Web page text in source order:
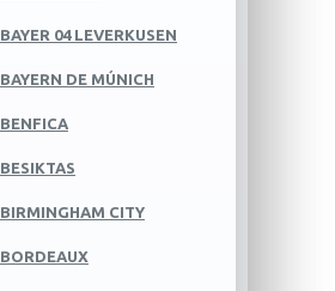
BAYER 04 LEVERKUSEN
BAYERN DE MÚNICH
BENFICA
BESIKTAS
BIRMINGHAM CITY
BORDEAUX